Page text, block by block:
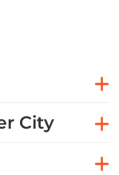
City